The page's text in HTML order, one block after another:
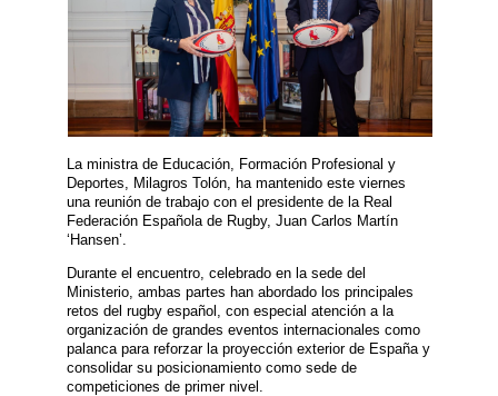
La ministra de Educación, Formación Profesional y
Deportes, Milagros Tolón, ha mantenido este viernes
una reunión de trabajo con el presidente de la Real
Federación Española de Rugby, Juan Carlos Martín
‘Hansen’.
Durante el encuentro, celebrado en la sede del
Ministerio, ambas partes han abordado los principales
retos del rugby español, con especial atención a la
organización de grandes eventos internacionales como
palanca para reforzar la proyección exterior de España y
consolidar su posicionamiento como sede de
competiciones de primer nivel.